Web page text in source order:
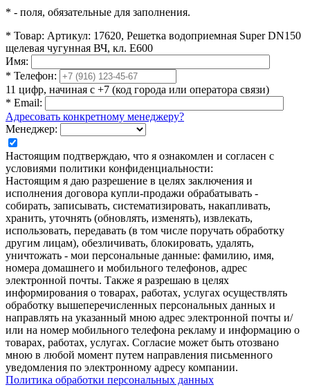
* - поля, обязательные для заполнения.
* Товар: Артикул: 17620, Решетка водоприемная Super DN150
щелевая чугунная ВЧ, кл. Е600
Имя:
* Телефон:
11 цифр, начиная с +7 (код города или оператора связи)
* Email:
Адресовать конкретному менеджеру?
Менеджер:
Настоящим подтверждаю, что я ознакомлен и согласен с
условиями политики конфиденциальности:
Настоящим я даю разрешение в целях заключения и
исполнения договора купли-продажи обрабатывать -
собирать, записывать, систематизировать, накапливать,
хранить, уточнять (обновлять, изменять), извлекать,
использовать, передавать (в том числе поручать обработку
другим лицам), обезличивать, блокировать, удалять,
уничтожать - мои персональные данные: фамилию, имя,
номера домашнего и мобильного телефонов, адрес
электронной почты. Также я разрешаю в целях
информирования о товарах, работах, услугах осуществлять
обработку вышеперечисленных персональных данных и
направлять на указанный мною адрес электронной почты и/
или на номер мобильного телефона рекламу и информацию о
товарах, работах, услугах. Согласие может быть отозвано
мною в любой момент путем направления письменного
уведомления по электронному адресу компании.
Политика обработки персональных данных